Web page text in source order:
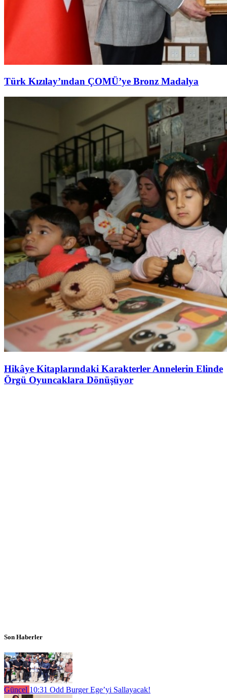
Türk Kızılay’ından ÇOMÜ’ye Bronz Madalya
Hikâye Kitaplarındaki Karakterler Annelerin Elinde
Örgü Oyuncaklara Dönüşüyor
Son Haberler
Güncel 10:31 Odd Burger Ege’yi Sallayacak!